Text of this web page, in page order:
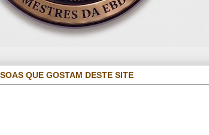
QUE GOSTAM DESTE SITE